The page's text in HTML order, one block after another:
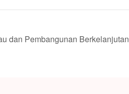
dan Pembangunan Berkelanjutan